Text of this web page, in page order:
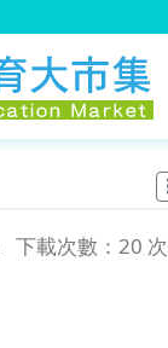
下載次數：20 次